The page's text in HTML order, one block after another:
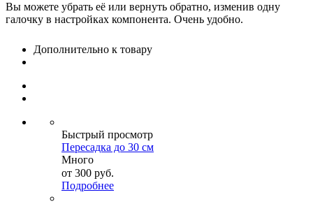
Вы можете убрать её или вернуть обратно, изменив одну
галочку в настройках компонента. Очень удобно.
Дополнительно к товару
Быстрый просмотр
Пересадка до 30 см
Много
от 300 руб.
Подробнее